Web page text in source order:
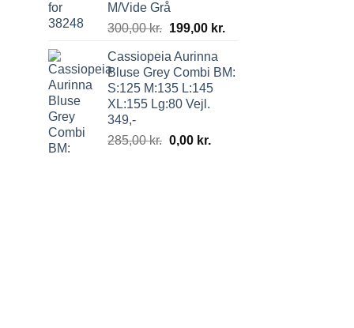
M/Vide Grå
300,00kr. 199,00 kr.
Cassiopeia Aurinna
Bluse Grey Combi BM:
S:125 M:135 L:145
XL:155 Lg:80 Vejl.
349,-
285,00kr. 0,00 kr.